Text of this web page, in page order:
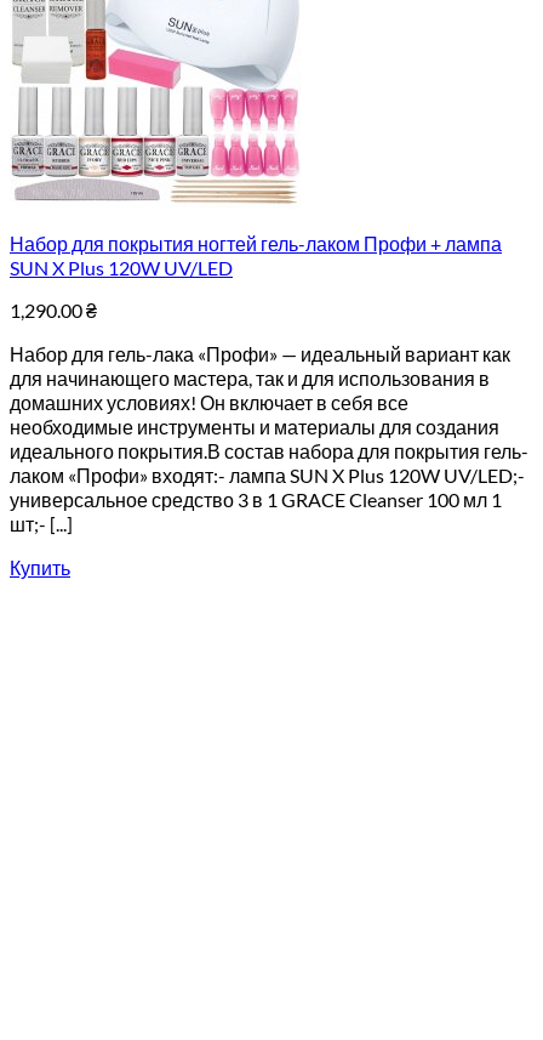
Набор для покрытия ногтей гель-лаком Профи + лампа
SUN X Plus 120W UV/LED
1,290.00₴
Набор для гель-лака «Профи» — идеальный вариант как
для начинающего мастера, так и для использования в
домашних условиях! Он включает в себя все
необходимые инструменты и материалы для создания
идеального покрытия.В состав набора для покрытия гель-
лаком «Профи» входят:- лампа SUN X Plus 120W UV/LED;-
универсальное средство 3 в 1 GRACE Cleanser 100 мл 1
шт;- [...]
Купить